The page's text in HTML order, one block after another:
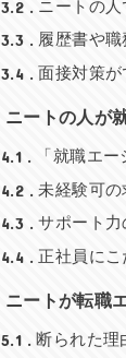
3.2 ニートの
3.3 履歴書や
3.4 面接対策が
ニートの人が
4.1 「就職エ
4.2 未経験可の
4.3 サポート
4.4 正社員にこ
ニートが転職
5.1 断られた理